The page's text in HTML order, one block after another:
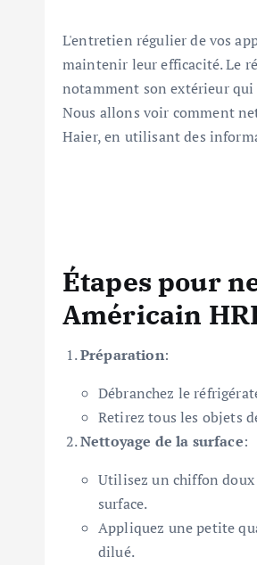
L'entretien régulier de vos
maintenir leur efficacité. Le
notamment son extérieur qui
Nous allons voir comment
Haier, en utilisant des
Étapes pour
Américain
Préparation:
Débranchez le
Retirez tous les objets
Nettoyage de la surface:
Utilisez un chiffon doux
surface.
Appliquez une petite
dilué.